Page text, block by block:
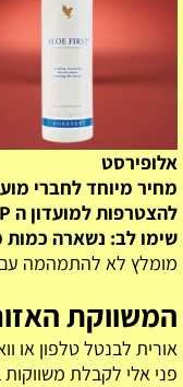
אלופירסט
מחיר מיוחד לחברי מועדון: 113
להצטרפות למועדון ה VIP בחינם -
שימו לב: נשארה כמות
מומלץ לא להתמהמה עם
המשווקת
אורית לבנטל טלפון או
פני אלי לקבלת